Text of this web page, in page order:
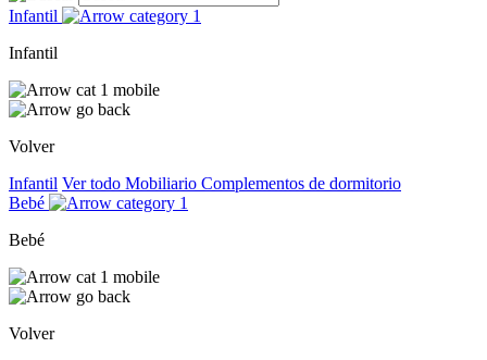
Infantil
Infantil
Volver
Infantil Ver todo Mobiliario Complementos de dormitorio
Bebé
Bebé
Volver